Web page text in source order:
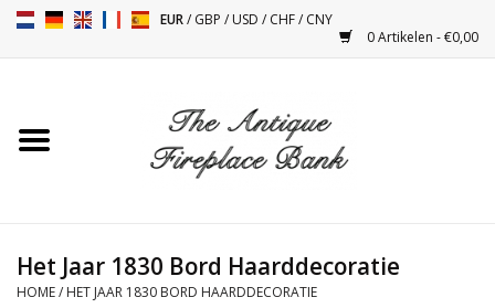
EUR/GBP /USD /CHF/CNY
0 Artikelen - €0,00
Toebehoren
Het Jaar 1830 Bord Haarddecoratie
HOME/ HET JAAR 1830 BORD HAARDDECORATIE